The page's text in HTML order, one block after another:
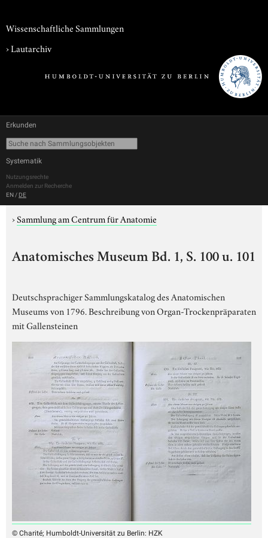
Wissenschaftliche Sammlungen
›Lautarchiv
Erkunden
Systematik
Nutzungsrechte
Anmelden zur Recherche
EN / DE
›Sammlung am Centrum für Anatomie
Anatomisches Museum Bd. 1, S. 100 u. 101
Deutschsprachiger Sammlungskatalog des Anatomischen
Museums von 1796. Beschreibung von Organ-Trockenpräparaten
mit Gallensteinen
© Charité; Humboldt-Universität zu Berlin: HZK